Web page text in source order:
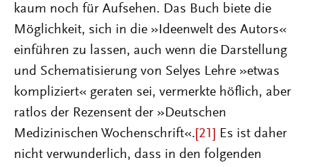
kaum noch für Aufsehen. Das Buch biete die
Möglichkeit, sich in die »Ideenwelt des Autors«
einführen zu lassen, auch wenn die Darstellung
und Schematisierung von Selyes Lehre »etwas
kompliziert« geraten sei, vermerkte höflich, aber
ratlos der Rezensent der »Deutschen
Medizinischen Wochenschrift«. [21] Es ist daher
nicht verwunderlich, dass in den folgenden